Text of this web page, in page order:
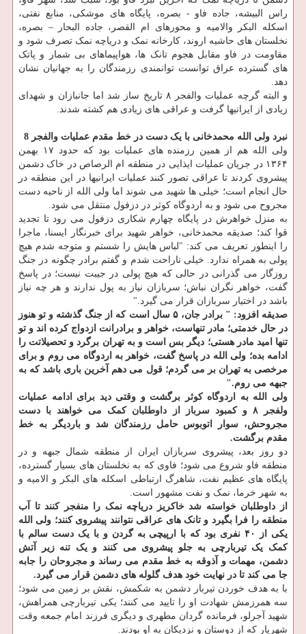
راس البیشه، جاده فاو - بصره، پایگاه های موشکی، منابع نفتی،
اسکله البکر والامیه و محورهای ام القصر، جاده البحار – بصره،
نخلستان های حاشیه اروند، کارخانه نمک و دریاچه نمک تصرف شود و
مقاومت در فاو مقابل هجوم تانک ها، هواپیماهای بی شمار و پاتک
های گسترده عراق توانست توانمندی رزمندگان را به جهانیان نشان
دهد.
و البته گرچه عملیات والفجر ۸ تاریخ ساز شد اما جانبازان و شهدای
زیادی از ایرانیها گرفت و عراقی های زیادی هم کشته شدند.
نبرد ولی الله محمدخانی با یک دست در خط مقدم عملیات والفجر 8
ولی الله هم از همین رزمنده های عملیات بود که حدود ۱۷ بهمن
۱۳۶۴ در جریان عملیات ایذایی در منطقه ام الرصاص در خاک دشمن
پیشروی کردند تا عراقی تصور کنند عملیات ایرانیها در این منطقه در
حال انجام است؛ خیلی ها شهید می شوند اما ولی الله از ناحیه دست
مجروح می شود و به اردوگاه کوثر در دزفول منتقل می شود.
به منزل خواهرش در پایگاه چهارم شکاری دزفول می رود تا تجدید
قوا کند؛ صدیقه محمدخانی، خواهر شهید برای خبرنگار ایسنا، ماجرا
را اینطور تعریف می کند: "لباس هایش را شستم و متوجه شدم هیچ
پولی به همراه ندارد. خیلی ناراحت شدم و گفتم برادر چگونه در جنگ
روزگار می گذرانی در حالی که هیچ پولی در جیبت نیست؛ در پاسخ
گفت، خواهر نگران نباش؛ سربازان نیاز به پول ندارند و هر چه نیاز
باشد در اختیار سربازان قرار می گیرد."
صدیقه افزود: " برادر جان، ۵ سال است که از جنگ گذشته و تو هنوز
در حال خدمتی؛ مادر تنهاست، خواهر و برادرانت ازدواج کرده اند و تو
تنها امید مادر هستی؛ دیگر بس است و به تهران برگرد و تحصیلاتت را
ادامه بده؛ ولی الله در پاسخ گفت، خواهر به اردوگاه می روم و برای
مرخصی به تهران بر می گردم؛ قول می دهم آخرین باری باشد که به
جبهه می روم."
ولی الله به اردوگاه کوثر برگشت و وقتی دید برای ادامه عملیات
ولفجر ۸ و کمبود سرباز از داوطلبان کمک می خواهند با دست
مجروحش، سوار اتوبوس حامل رزمندگان شد و باردیگر به خط
مقدم برگشت.
دو روز بعد، پیشروی سربازان ایران از منطقه شمال جبهه و در
منطقه فاو شروع می شود؛ فاوی که به نخلستان های بسیار گسترده،
پایگاه های عظیم نفت، شاهرگ ارتباطی اسکله های البکر و الامیه و
به شهر خرما، نمک و نفت مشهور است.
از داوطلبان خواسته شد خاکریز دریاچه نمک را منفجر کنند تا آب
منطقه را فرا بگیرد و تانک های عراقی نتوانند پیشروی کنند؛ ولی الله
یکی از ۴۰ نفری بود که با ارپیچی به گردن و با یک دست سالم با
کمک یک تیربارچی به جلو پیشروی می کنند و یک تنه زیر آتش
دشمن، مهمات و آذوقه به خط مقدم می رساند و مجروحان را جابه
جا می کند تا در نهایت خود هدف گلوله های دشمن قرار می گیرد.
با به هدف خوردن تیربار دشمن به شکمش، نقش بر زمین می شود؛
سه همرزمش شهادت او را تایید می کنند؛ یکی تیربارچی همراهش،
شهید آجرلو، فرمانده گردان مطهری و دیگری فرزند امام جمعه وقت
شهریار که از دوستان و نزدیکان به او بودند.